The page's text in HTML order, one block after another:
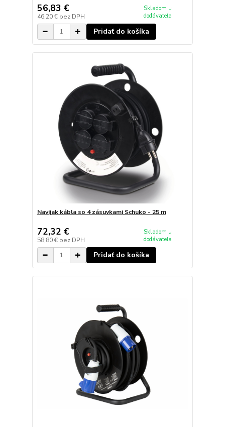
56,83 €
46,20 € bez DPH
Skladom u
dodávateľa
Pridať do košíka
Navijak kábla so 4 zásuvkami Schuko - 25 m
72,32 €
58,80 € bez DPH
Skladom u
dodávateľa
Pridať do košíka